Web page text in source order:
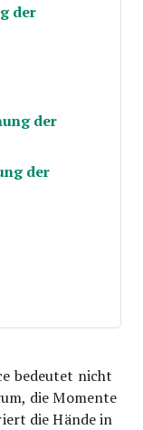
der
der
der
bedeutet nicht
die Momente
die Hände in